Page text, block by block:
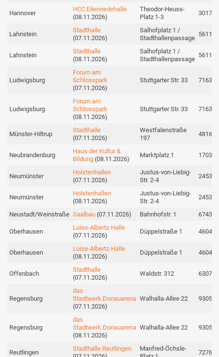
Hannover
HCC Eilenriedehalle
(08.11.2026)
Theodor-Heuss-
Platz 1-3
30175
Lahnstein
Stadthalle
(07.11.2026)
Salhofplatz 1 /
Stadthallenpassage
56112
Lahnstein
Stadthalle
(08.11.2026)
Salhofplatz 1 /
Stadthallenpassage
56112
Ludwigsburg
Forum am
Schlosspark
(07.11.2026)
Stuttgarter Str. 33 71638
Ludwigsburg
Forum am
Schlosspark
(08.11.2026)
Stuttgarter Str. 33 71638
Münster-Hiltrup
Stadthalle
(07.11.2026)
Westfalenstraße
197
48165
Neubrandenburg
Haus der Kultur &
Bildung(08.11.2026)
Marktplatz 1 17033
Neumünster
Holstenhallen
(07.11.2026)
Justus-von-Liebig-
Str. 2-4
24537
Neumünster
Holstenhallen
(08.11.2026)
Justus-von-Liebig-
Str. 2-4
24537
Neustadt/Weinstraße Saalbau (07.11.2026) Bahnhofstr. 1 67434
Oberhausen
Luise-Albertz-Halle
(07.11.2026)
Düppelstraße 1 46045
Oberhausen
Luise-Albertz-Halle
(08.11.2026)
Düppelstraße 1 46045
Offenbach
Stadthalle
(07.11.2026)
Waldstr. 312 63071
Regensburg
das
Stadtwerk.Donauarena
(07.11.2026)
Walhalla-Allee 22 93059
Regensburg
das
Stadtwerk.Donauarena
(08.11.2026)
Walhalla-Allee 22 93059
Reutlingen
Stadthalle Reutlingen
Manfred-Öchsle-
72764